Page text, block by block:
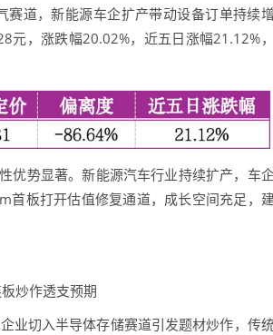
道，新能源车企扩产带动设备订单持续增
，涨跌幅20.02%，近五日涨幅21.12%，
势显著。新能源汽车行业持续扩产，车
首板打开估值修复通道，成长空间充足，
炒作透支预期
切入半导体存储赛道引发题材炒作，传